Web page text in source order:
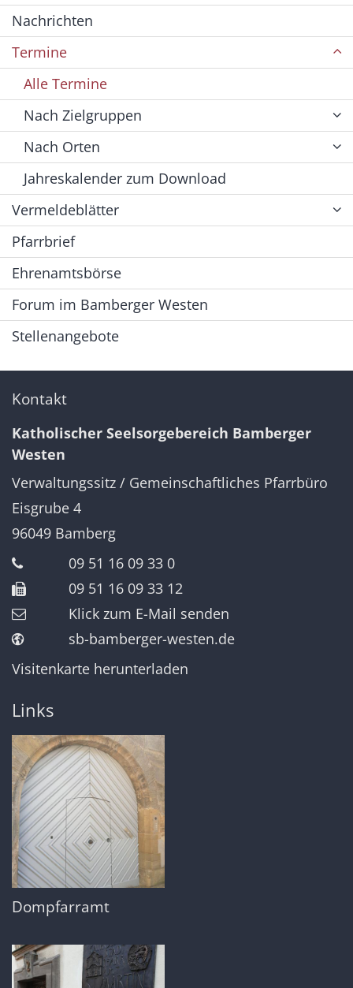
Nachrichten
Termine
Alle Termine
Nach Zielgruppen
Nach Orten
Jahreskalender zum Download
Vermeldeblätter
Pfarrbrief
Ehrenamtsbörse
Forum im Bamberger Westen
Stellenangebote
Kontakt
Katholischer Seelsorgebereich Bamberger
Westen
Verwaltungssitz / Gemeinschaftliches Pfarrbüro
Eisgrube 4
96049 Bamberg
09 51 16 09 33 0
09 51 16 09 33 12
Klick zum E-Mail senden
sb-bamberger-westen.de
Visitenkarte herunterladen
Links
Dompfarramt